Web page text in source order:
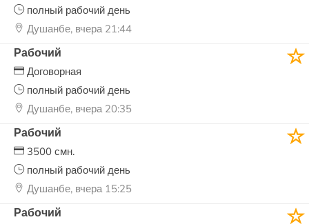
полный рабочий день
Душанбе, вчера 21:44
Рабочий
Договорная
полный рабочий день
Душанбе, вчера 20:35
Рабочий
3500 смн.
полный рабочий день
Душанбе, вчера 15:25
Рабочий